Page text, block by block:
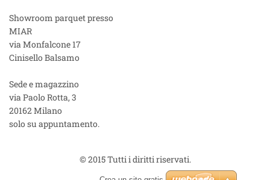
Showroom parquet presso
MIAR
via Monfalcone 17
Cinisello Balsamo
Sede e magazzino
via Paolo Rotta, 3
20162 Milano
solo su appuntamento.
© 2015 Tutti i diritti riservati.